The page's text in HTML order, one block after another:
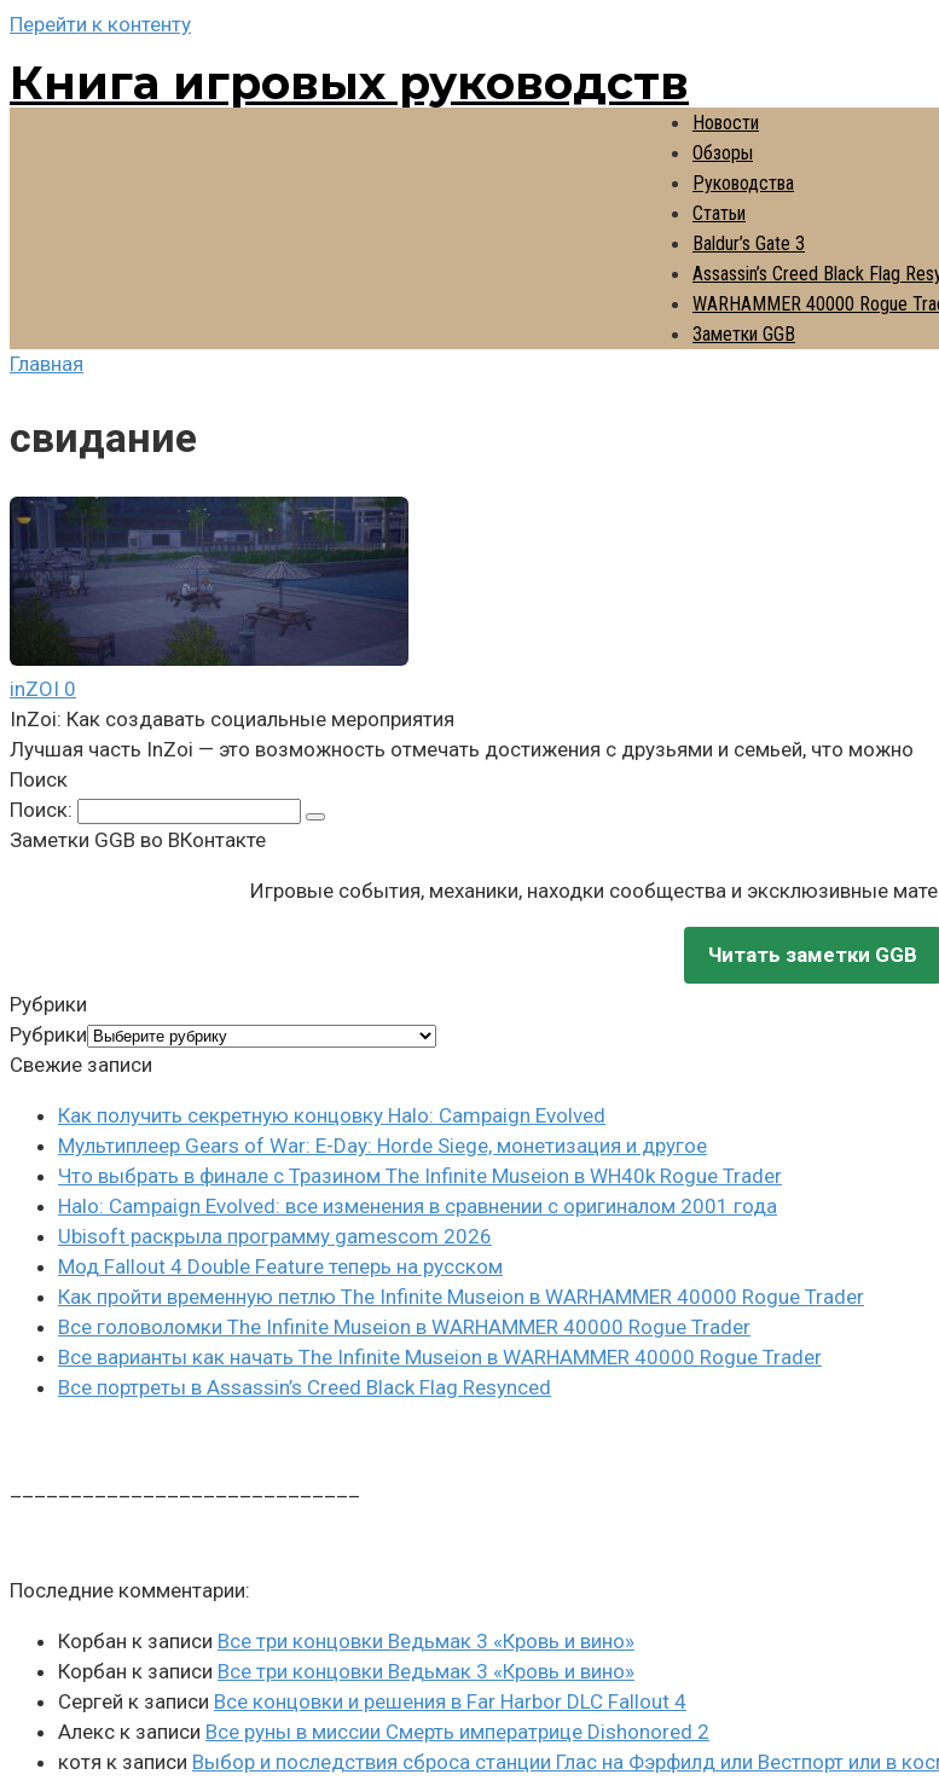
Перейти к контенту
Книга игровых руководств
Новости
Обзоры
Руководства
Статьи
Baldur’s Gate 3
Assassin’s Creed Black Flag
WARHAMMER 40000 Rogue
Заметки GGB
Главная
свидание
inZOI 0
InZoi: Как создавать социальные мероприятия
Лучшая часть InZoi — это возможность отмечать достижения с друзьями и семьей, что можно
Поиск
Поиск:
Заметки GGB во ВКонтакте
Игровые события, механики, находки сообщества и эксклюзивные
Читать заметки GGB
Рубрики
Рубрики
Свежие записи
Как получить секретную концовку Halo: Campaign Evolved
Мультиплеер Gears of War: E-Day: Horde Siege, монетизация и другое
Что выбрать в финале с Тразином The Infinite Museion в WH40k Rogue Trader
Halo: Campaign Evolved: все изменения в сравнении с оригиналом 2001 года
Ubisoft раскрыла программу gamescom 2026
Мод Fallout 4 Double Feature теперь на русском
Как пройти временную петлю The Infinite Museion в WARHAMMER 40000 Rogue Trader
Все головоломки The Infinite Museion в WARHAMMER 40000 Rogue Trader
Все варианты как начать The Infinite Museion в WARHAMMER 40000 Rogue Trader
Все портреты в Assassin’s Creed Black Flag Resynced
Последние комментарии:
Корбан к записи Все три концовки Ведьмак 3 «Кровь и вино»
Корбан к записи Все три концовки Ведьмак 3 «Кровь и вино»
Сергей к записи Все концовки и решения в Far Harbor DLC Fallout 4
Алекс к записи Все руны в миссии Смерть императрице Dishonored 2
котя к записи Выбор и последствия сброса станции Глас на Фэрфилд или Вестпорт или в